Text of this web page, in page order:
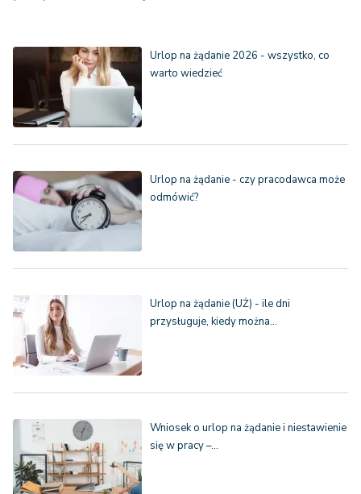
Urlop na żądanie 2026 - wszystko, co
warto wiedzieć
Urlop na żądanie - czy pracodawca może
odmówić?
Urlop na żądanie (UŻ) - ile dni
przysługuje, kiedy można…
Wniosek o urlop na żądanie i niestawienie
się w pracy –…